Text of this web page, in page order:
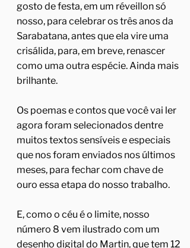
gosto de festa, em um réveillon só
nosso, para celebrar os três anos da
Sarabatana, antes que ela vire uma
crisálida, para, em breve, renascer
como uma outra espécie. Ainda mais
brilhante.
Os poemas e contos que você vai ler
agora foram selecionados dentre
muitos textos sensíveis e especiais
que nos foram enviados nos últimos
meses, para fechar com chave de
ouro essa etapa do nosso trabalho.
E, como o céu é o limite, nosso
número 8 vem ilustrado com um
desenho digital do Martin, que tem 12